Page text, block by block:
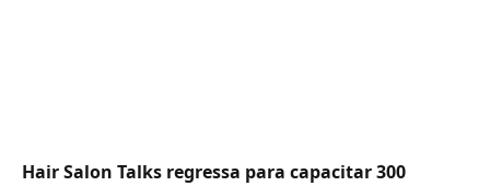
Hair Salon Talks regressa para capacitar 300